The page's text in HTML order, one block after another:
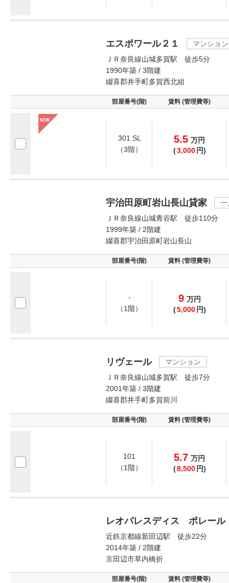
エスポワール２１
マンション
ＪＲ奈良線山城多賀駅 徒歩5分
1990年築 / 3階建
綴喜郡井手町多賀西北組
部屋番号(階) 賃料 (管理費等)
301 SL
（3階）
5.5 万円
(3,000 円)
宇治田原町岩山長山貸家
一
ＪＲ奈良線山城青谷駅 徒歩110分
1999年築 / 2階建
綴喜郡宇治田原町岩山長山
部屋番号(階) 賃料 (管理費等)
-
（1階）
9 万円
(5,000 円)
リヴェール
マンション
ＪＲ奈良線山城多賀駅 徒歩7分
2001年築 / 3階建
綴喜郡井手町多賀前川
部屋番号(階) 賃料 (管理費等)
101
（1階）
5.7 万円
(8,500 円)
レオパレスディス ポレール
近鉄京都線新田辺駅 徒歩22分
2014年築 / 2階建
京田辺市草内橋折
部屋番号(階) 賃料 (管理費等)